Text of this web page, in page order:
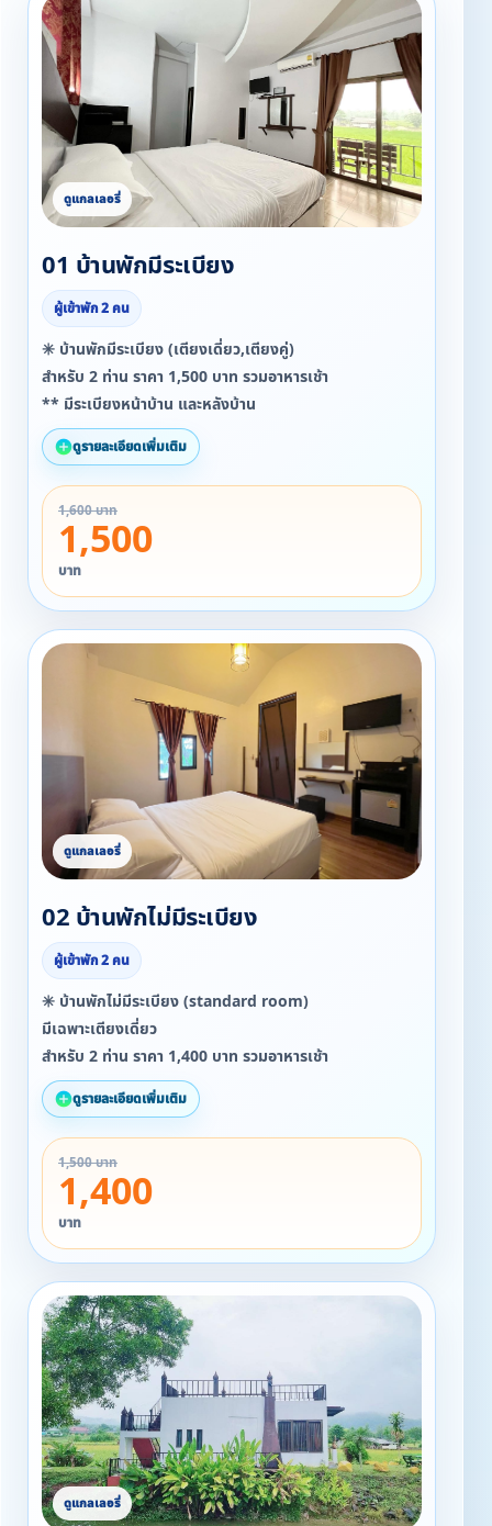
01 บ้านพักมีระเบียง
ผู้เข้าพัก 2 คน
✳️ บ้านพักมีระเบียง (เตียงเดี่ยว,เตียงคู่)
สำหรับ 2 ท่าน ราคา 1,500 บาท รวมอาหารเช้า
** มีระเบียงหน้าบ้าน และหลังบ้าน
ดูรายละเอียดเพิ่มเติม
1,600 บาท
1,500
บาท
02 บ้านพักไม่มีระเบียง
ผู้เข้าพัก 2 คน
✳️ บ้านพักไม่มีระเบียง (standard room)
มีเฉพาะเตียงเดี่ยว
สำหรับ 2 ท่าน ราคา 1,400 บาท รวมอาหารเช้า
ดูรายละเอียดเพิ่มเติม
1,500 บาท
1,400
บาท